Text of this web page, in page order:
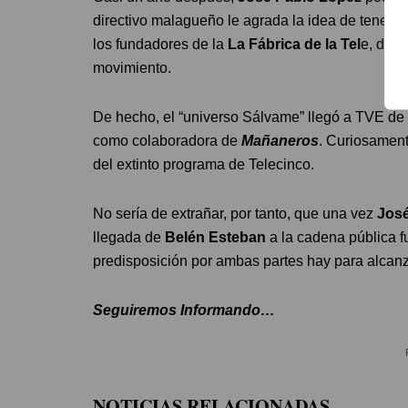
directivo malagueño le agrada la idea de tener a
los fundadores de la La Fábrica de la Tel e, de
movimiento.
De hecho, el “universo Sálvame” llegó a TVE
como colaboradora de Mañaneros.
del extinto programa de Telecinco.
No sería de extrañar, por tanto, que una vez
llegada de Belén Esteban a la cadena pública
predisposición por ambas partes hay para
Seguiremos Informando…